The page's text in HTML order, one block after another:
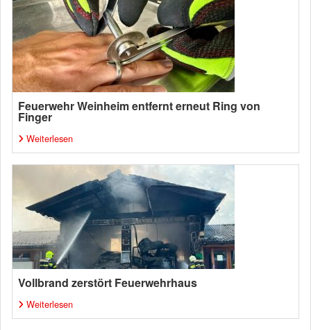
Feuerwehr Weinheim entfernt erneut Ring von
Finger
Weiterlesen
Vollbrand zerstört Feuerwehrhaus
Weiterlesen